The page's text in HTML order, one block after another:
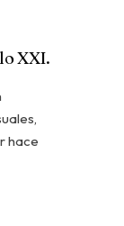
XXI.
hace